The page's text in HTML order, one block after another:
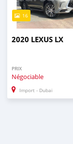
16
2020 LEXUS LX
PRIX
Négociable
Import - Dubai